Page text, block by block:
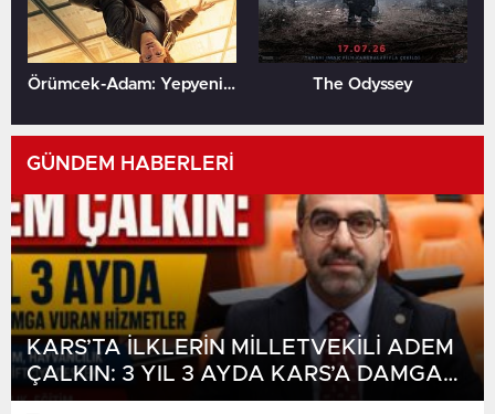
Örümcek-Adam: Yepyeni Bir Gün The Odyssey
GÜNDEM HABERLERİ
KARS’TA İLKLERİN MİLLETVEKİLİ ADEM
ÇALKIN: 3 YIL 3 AYDA KARS’A DAMGA
VURAN HİZMETLER